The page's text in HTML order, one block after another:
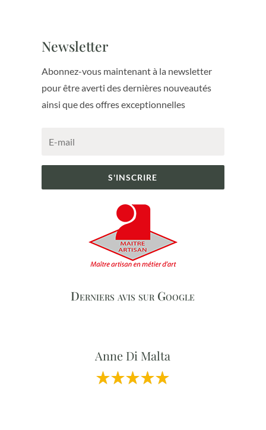
Newsletter
Abonnez-vous maintenant à la newsletter
pour être averti des dernières nouveautés
ainsi que des offres exceptionnelles
S'INSCRIRE
Derniers avis sur Google
Anne Di Malta